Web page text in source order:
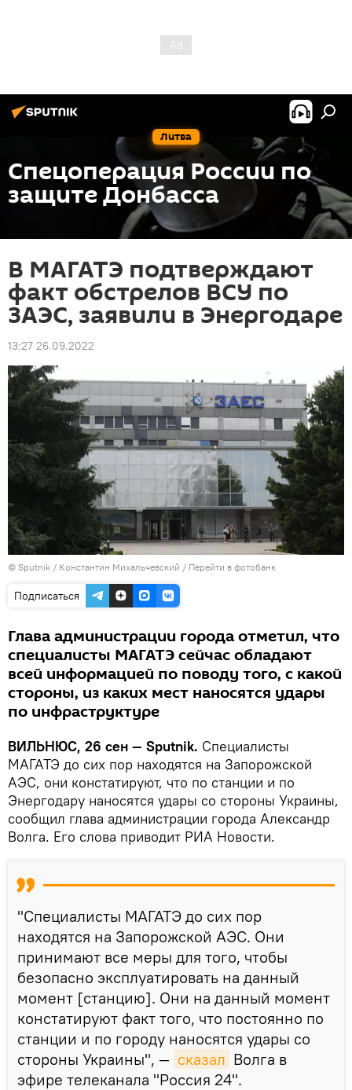
Литва
Спецоперация России по
защите Донбасса
В МАГАТЭ подтверждают
факт обстрелов ВСУ по
ЗАЭС, заявили в Энергодаре
13:27 26.09.2022
© Sputnik / Константин Михальчевский / Перейти в фотобанк
Подписаться
Глава администрации города отметил, что
специалисты МАГАТЭ сейчас обладают
всей информацией по поводу того, с какой
стороны, из каких мест наносятся удары
по инфраструктуре
ВИЛЬНЮС, 26 сен — Sputnik. Специалисты
МАГАТЭ до сих пор находятся на Запорожской
АЭС, они констатируют, что по станции и по
Энергодару наносятся удары со стороны Украины,
сообщил глава администрации города Александр
Волга. Его слова приводит РИА Новости.
"Специалисты МАГАТЭ до сих пор
находятся на Запорожской АЭС. Они
принимают все меры для того, чтобы
безопасно эксплуатировать на данный
момент [станцию]. Они на данный момент
констатируют факт того, что постоянно по
станции и по городу наносятся удары со
стороны Украины", — сказал Волга в
эфире телеканала "Россия 24".